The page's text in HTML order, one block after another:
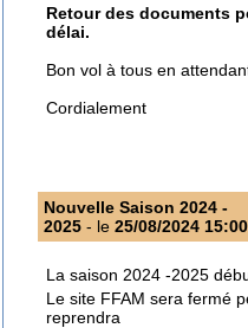
Retour des documents
délai.
Bon vol à tous en
Cordialement
Nouvelle Saison 2024 -
2025 - le 25/08/2024 15:00
La saison 2024 -2025
Le site FFAM sera fermé
reprendra